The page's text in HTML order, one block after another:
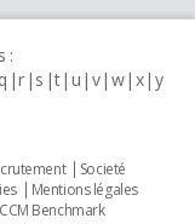
:
q r s t u v w x y
Societé
Mentions légales
Benchmark